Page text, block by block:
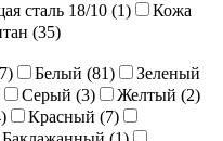
сталь 18/10 (1)
Кожа
(35)
) Белый (81)
Зеленый
Серый (3) Желтый (2)
) Красный (7)